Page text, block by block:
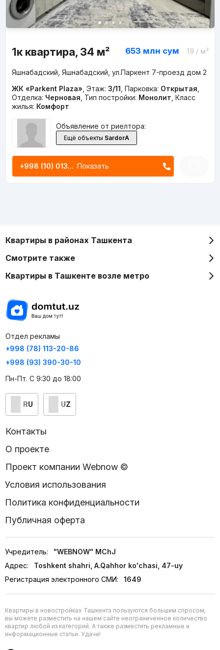
1к квартира, 34 м² 653 млн сум 19/ м²
Яшнабадский, Яшнабадский, ул.Паркент 7-проезд дом 2
ЖК «Parkent Plaza» Этаж: 3/11 Парковка: Открытая
Отделка: Черновая Тип постройки: Монолит Класс
жилья: Комфорт
Объявление от риелтора:
Ещё объекты SardorA
+998 (10) 013... Показать
Квартиры в районах Ташкента
Смотрите также
Квартиры в Ташкенте возле метро
Отдел рекламы
+998 (78) 113-20-86
+998 (93) 390-30-10
Пн-Пт. С 9:30 до 18:00
RU UZ
Контакты
О проекте
Проект компании Webnow ©
Условия использования
Политика конфиденциальности
Публичная оферта
Учредитель:
"WEBNOW" MChJ
Адрес:
Toshkent shahri, A.Qahhor ko'chasi, 47-uy
Регистрация электронного СМИ:
1649
Квартиры в новостройках Ташкента пользуются большим спросом,
вы можете разместить на нашем сайте неограниченное количество
квартир любой из категорий. А также разместить рекламные и
информационные статьи. Удачи!